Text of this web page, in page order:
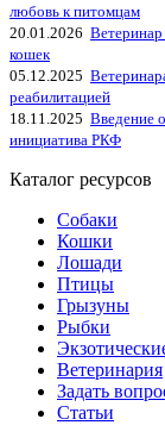
любовь к питомцам
20.01.2026
кошек
05.12.2025
реабилитацией
18.11.2025 Введение
инициатива РКФ
Каталог ресурсов
Собаки
Кошки
Лошади
Птицы
Грызуны
Рыбки
Ветеринария
Задать
Статьи